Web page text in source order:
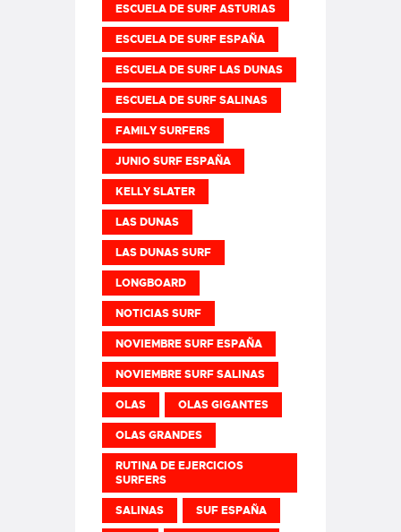
ESCUELA DE SURF ASTURIAS
ESCUELA DE SURF ESPAÑA
ESCUELA DE SURF LAS DUNAS
ESCUELA DE SURF SALINAS
FAMILY SURFERS
JUNIO SURF ESPAÑA
KELLY SLATER
LAS DUNAS
LAS DUNAS SURF
LONGBOARD
NOTICIAS SURF
NOVIEMBRE SURF ESPAÑA
NOVIEMBRE SURF SALINAS
OLAS OLAS GIGANTES
OLAS GRANDES
RUTINA DE EJERCICIOS
SURFERS
SALINAS SUF ESPAÑA